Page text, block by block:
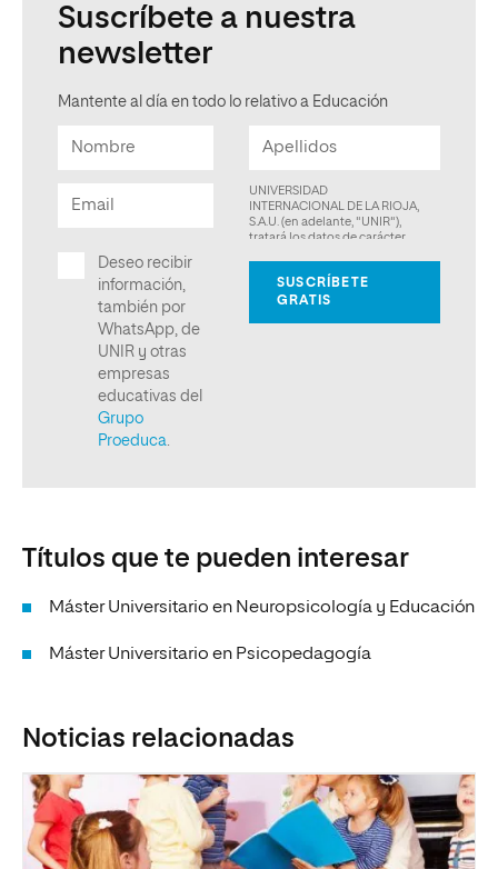
Suscríbete a nuestra
newsletter
Mantente al día en todo lo relativo a Educación
Títulos que te pueden interesar
Máster Universitario en Neuropsicología y Educación
Máster Universitario en Psicopedagogía
Noticias relacionadas